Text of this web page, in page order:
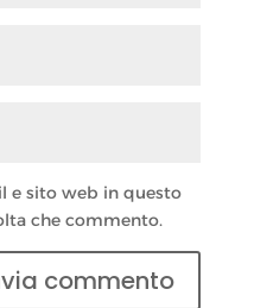
e sito web in questo
che commento.